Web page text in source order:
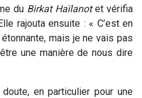
du Birkat Haïlanotet vérifia
rajouta ensuite : « C’est en
mais je ne vais pas
une manière de nous dire
en particulier pour une